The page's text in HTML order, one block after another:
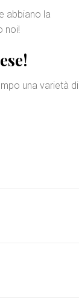
abbiano la
noi!
una varietà di